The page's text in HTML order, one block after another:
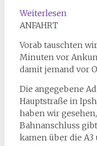
Weiterlesen:
anders.
ANFAHRT
Vorab tauschten
Minuten vor
damit jemand vor
Die angegebene
Hauptstraße in
haben wir
Bahnanschluss
kamen über die A3